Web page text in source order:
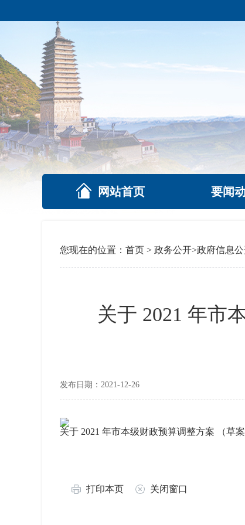
网站首页 要闻
您现在的位置： 首页 > 政务公开>政府信息
关于 2021 年市
发布日期：2021-12-26
关于 2021 年市本级财政预算调整方案 （草
打印本页 关闭窗口